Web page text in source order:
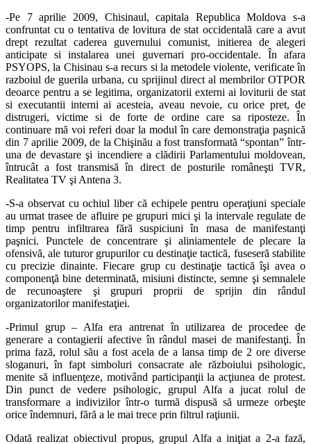
-Pe 7 aprilie 2009, Chisinaul, capitala Republica Moldova s-a
confruntat cu o tentativa de lovitura de stat occidentală care a avut
drept rezultat caderea guvernului comunist, initierea de alegeri
anticipate si instalarea unei guvernari pro-occidentale. În afara
PSYOPS, la Chisinau s-a recurs si la metodele violente, verificate în
razboiul de guerila urbana, cu sprijinul direct al membrilor OTPOR
deoarce pentru a se legitima, organizatorii externi ai loviturii de stat
si executantii interni ai acesteia, aveau nevoie, cu orice pret, de
distrugeri, victime si de forte de ordine care sa riposteze. În
continuare mă voi referi doar la modul în care demonstraţia paşnică
din 7 aprilie 2009, de la Chişinău a fost transformată “spontan” într-
una de devastare şi incendiere a clădirii Parlamentului moldovean,
întrucât a fost transmisă în direct de posturile româneşti TVR,
Realitatea TV şi Antena 3.
-S-a observat cu ochiul liber că echipele pentru operaţiuni speciale
au urmat trasee de afluire pe grupuri mici şi la intervale regulate de
timp pentru infiltrarea fără suspiciuni în masa de manifestanţi
paşnici. Punctele de concentrare şi aliniamentele de plecare la
ofensivă, ale tuturor grupurilor cu destinaţie tactică, fuseseră stabilite
cu precizie dinainte. Fiecare grup cu destinaţie tactică îşi avea o
componenţă bine determinată, misiuni distincte, semne şi semnalele
de recunoaştere şi grupuri proprii de sprijin din rândul
organizatorilor manifestaţiei.
-Primul grup – Alfa era antrenat în utilizarea de procedee de
generare a contagierii afective în rândul masei de manifestanţi. În
prima fază, rolul său a fost acela de a lansa timp de 2 ore diverse
sloganuri, în fapt simboluri consacrate ale războiului psihologic,
menite să influenţeze, motivând participanţii la acţiunea de protest.
Din punct de vedere psihologic, grupul Alfa a jucat rolul de
transformare a indivizilor într-o turmă dispusă să urmeze orbeşte
orice îndemnuri, fără a le mai trece prin filtrul raţiunii.
Odată realizat obiectivul propus, grupul Alfa a iniţiat a 2-a fază,